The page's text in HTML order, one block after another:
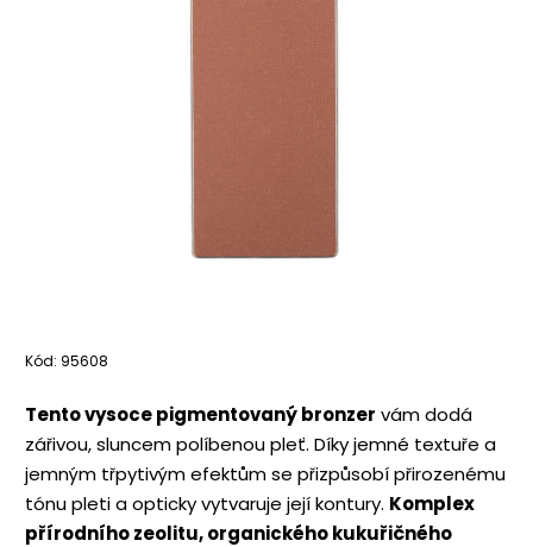
Kód: 95608
Tento vysoce pigmentovaný bronzer vám dodá
zářivou, sluncem políbenou pleť. Díky jemné textuře a
jemným třpytivým efektům se přizpůsobí přirozenému
tónu pleti a opticky vytvaruje její kontury. Komplex
přírodního zeolitu, organického kukuřičného